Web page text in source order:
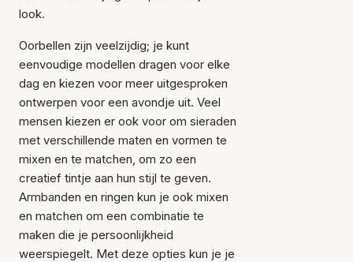
look.
Oorbellen zijn veelzijdig; je kunt
eenvoudige modellen dragen voor elke
dag en kiezen voor meer uitgesproken
ontwerpen voor een avondje uit. Veel
mensen kiezen er ook voor om sieraden
met verschillende maten en vormen te
mixen en te matchen, om zo een
creatief tintje aan hun stijl te geven.
Armbanden en ringen kun je ook mixen
en matchen om een combinatie te
maken die je persoonlijkheid
weerspiegelt. Met deze opties kun je je